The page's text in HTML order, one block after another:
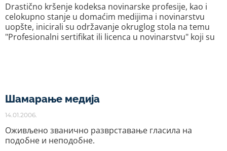
Drastično kršenje kodeksa novinarske profesije, kao i
celokupno stanje u domaćim medijima i novinarstvu
uopšte, inicirali su održavanje okruglog stola na temu
"Profesionalni sertifikat ili licenca u novinarstvu" koji su
Шамарање медија
14.01.2006.
Оживљено званично разврставање гласила на
подобне и неподобне.